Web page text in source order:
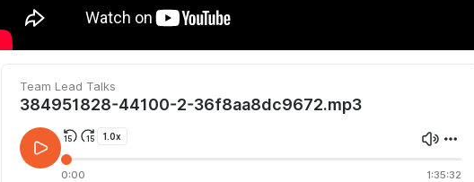
Team Lead Talks
384951828-44100-2-36f8aa8dc9672.mp3
1.0x
0:00 1:35:32